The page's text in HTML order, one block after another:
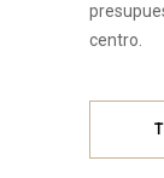
centro.